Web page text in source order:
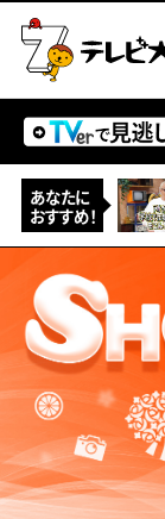
あなたに
おすすめ！